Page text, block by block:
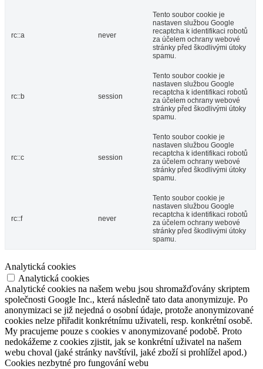
rc::a never
Tento soubor cookie je
nastaven službou Google
recaptcha k identifikaci robotů
za účelem ochrany webové
stránky před škodlivými útoky
spamu.
rc::b session
Tento soubor cookie je
nastaven službou Google
recaptcha k identifikaci robotů
za účelem ochrany webové
stránky před škodlivými útoky
spamu.
rc::c session
Tento soubor cookie je
nastaven službou Google
recaptcha k identifikaci robotů
za účelem ochrany webové
stránky před škodlivými útoky
spamu.
rc::f never
Tento soubor cookie je
nastaven službou Google
recaptcha k identifikaci robotů
za účelem ochrany webové
stránky před škodlivými útoky
spamu.
Analytická cookies
Analytická cookies
Analytické cookies na našem webu jsou shromažďovány skriptem
společnosti Google Inc., která následně tato data anonymizuje. Po
anonymizaci se již nejedná o osobní údaje, protože anonymizované
cookies nelze přiřadit konkrétnímu uživateli, resp. konkrétní osobě.
My pracujeme pouze s cookies v anonymizované podobě. Proto
nedokážeme z cookies zjistit, jak se konkrétní uživatel na našem
webu choval (jaké stránky navštívil, jaké zboží si prohlížel apod.)
Cookies nezbytné pro fungování webu